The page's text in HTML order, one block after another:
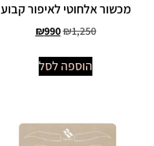
מכשור אלחוטי לאיפור קבוע
₪1,250
₪990
הוספה לסל